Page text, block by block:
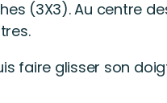
(3X3). Au centre
faire glisser son